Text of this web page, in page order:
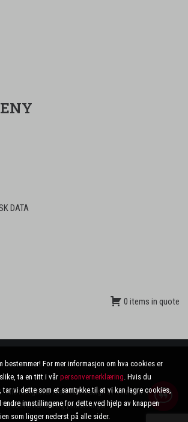
DATA
0 items in quote
Alle rettigheter reservert. Design avVinnVinn Reklame.
Personvernerklæring |Innstillinger
bestemmer! For mer informasjon om hva cookies er
ta en titt i vårpersonvernerklæring. Hvis du
tar vi dette som et samtykke til at vi kan lagre cookies,
endre innstillingene for dette ved hjelp av knappen
som ligger nederst på alle sider.